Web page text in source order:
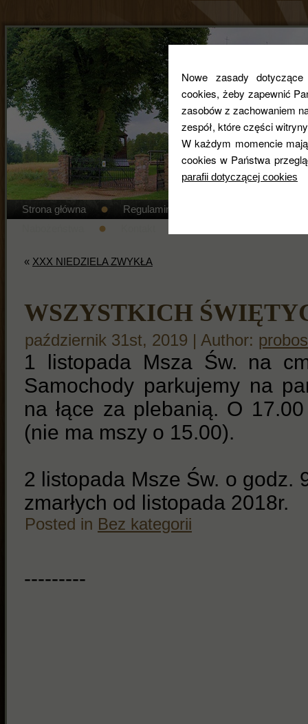
Nowe zasady
cookies, żeby zapewnić
zasobów z zachowaniem
zespół, które części
W każdym momencie
cookies w Państwa
parafii dotyczącej cookies
Strona główna Regulamin cmentarza
« XXX NIEDZIELA ZWYKŁA
WSZYSTKICH
październik 31st, 2019 | Author:
1 listopada Msza Św. na
Samochody parkujemy na
na łące za plebanią. O
(nie ma mszy o 15.00).
2 listopada Msze Św. o godz.
zmarłych od listopada 2018r.
Posted in Bez kategorii
---------